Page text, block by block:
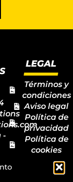
-
LEGAL
Términos y
condiciones
Aviso legal
Política de
privacidad
Política de
cookies
Mapa del